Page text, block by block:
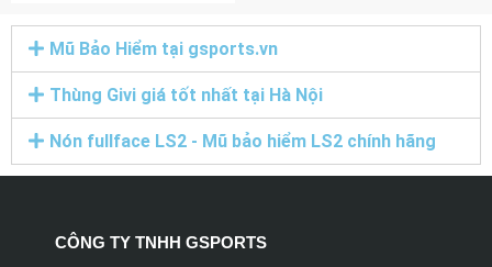
Mũ Bảo Hiểm tại gsports.vn
Thùng Givi giá tốt nhất tại Hà Nội
Nón fullface LS2 - Mũ bảo hiểm LS2 chính hãng
CÔNG TY TNHH GSPORTS